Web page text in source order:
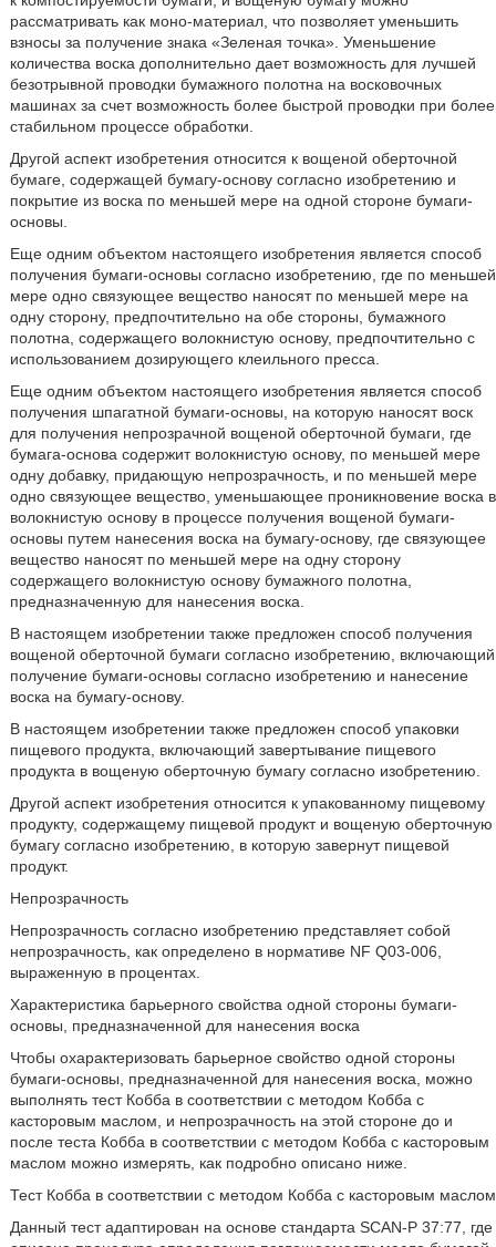
рассматривать как моно-материал, что позволяет уменьшить
взносы за получение знака «Зеленая точка». Уменьшение
количества воска дополнительно дает возможность для лучшей
безотрывной проводки бумажного полотна на восковочных
машинах за счет возможность более быстрой проводки при более
стабильном процессе обработки.
Другой аспект изобретения относится к вощеной оберточной
бумаге, содержащей бумагу-основу согласно изобретению и
покрытие из воска по меньшей мере на одной стороне бумаги-
основы.
Еще одним объектом настоящего изобретения является способ
получения бумаги-основы согласно изобретению, где по меньшей
мере одно связующее вещество наносят по меньшей мере на
одну сторону, предпочтительно на обе стороны, бумажного
полотна, содержащего волокнистую основу, предпочтительно с
использованием дозирующего клеильного пресса.
Еще одним объектом настоящего изобретения является способ
получения шпагатной бумаги-основы, на которую наносят воск
для получения непрозрачной вощеной оберточной бумаги, где
бумага-основа содержит волокнистую основу, по меньшей мере
одну добавку, придающую непрозрачность, и по меньшей мере
одно связующее вещество, уменьшающее проникновение воска в
волокнистую основу в процессе получения вощеной бумаги-
основы путем нанесения воска на бумагу-основу, где связующее
вещество наносят по меньшей мере на одну сторону
содержащего волокнистую основу бумажного полотна,
предназначенную для нанесения воска.
В настоящем изобретении также предложен способ получения
вощеной оберточной бумаги согласно изобретению, включающий
получение бумаги-основы согласно изобретению и нанесение
воска на бумагу-основу.
В настоящем изобретении также предложен способ упаковки
пищевого продукта, включающий завертывание пищевого
продукта в вощеную оберточную бумагу согласно изобретению.
Другой аспект изобретения относится к упакованному пищевому
продукту, содержащему пищевой продукт и вощеную оберточную
бумагу согласно изобретению, в которую завернут пищевой
продукт.
Непрозрачность
Непрозрачность согласно изобретению представляет собой
непрозрачность, как определено в нормативе NF Q03-006,
выраженную в процентах.
Характеристика барьерного свойства одной стороны бумаги-
основы, предназначенной для нанесения воска
Чтобы охарактеризовать барьерное свойство одной стороны
бумаги-основы, предназначенной для нанесения воска, можно
выполнять тест Кобба в соответствии с методом Кобба с
касторовым маслом, и непрозрачность на этой стороне до и
после теста Кобба в соответствии с методом Кобба с касторовым
маслом можно измерять, как подробно описано ниже.
Тест Кобба в соответствии с методом Кобба с касторовым маслом
Данный тест адаптирован на основе стандарта SCAN-P 37:77, где